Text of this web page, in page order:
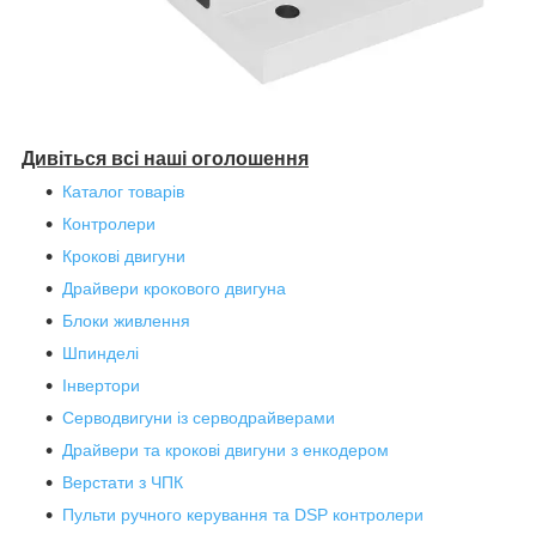
Дивіться всі наші оголошення
Каталог товарів
Контролери
Крокові двигуни
Драйвери крокового двигуна
Блоки живлення
Шпинделі
Інвертори
Серводвигуни із серводрайверами
Драйвери та крокові двигуни з енкодером
Верстати з ЧПК
Пульти ручного керування та DSP контролери